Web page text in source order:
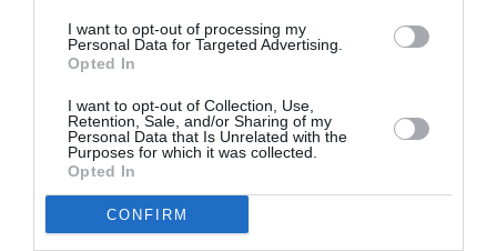
I want to opt-out of processing my
Personal Data for Targeted Advertising.
Opted In
I want to opt-out of Collection, Use,
Retention, Sale, and/or Sharing of my
Personal Data that Is Unrelated with the
Purposes for which it was collected.
Opted In
CONFIRM
προαγωγή της εμπειρικής μάθησης, τη μετάδοση
γνώσεων και την καλλιέργεια δεξιοτήτων κατάλληλων
διδασκαλίας.
Συντελεστές
Μουσική σύνθεση
Τρέβορ Γκραλ
Πρωτότυπη ιστορία, λιμπρέτο